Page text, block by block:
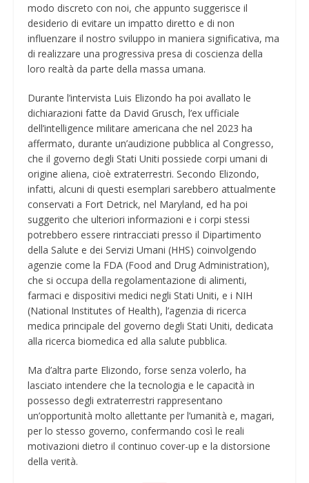
modo discreto con noi, che appunto suggerisce il
desiderio di evitare un impatto diretto e di non
influenzare il nostro sviluppo in maniera significativa, ma
di realizzare una progressiva presa di coscienza della
loro realtà da parte della massa umana.
Durante l’intervista Luis Elizondo ha poi avallato le
dichiarazioni fatte da David Grusch, l’ex ufficiale
dell’intelligence militare americana che nel 2023 ha
affermato, durante un’audizione pubblica al Congresso,
che il governo degli Stati Uniti possiede corpi umani di
origine aliena, cioè extraterrestri. Secondo Elizondo,
infatti, alcuni di questi esemplari sarebbero attualmente
conservati a Fort Detrick, nel Maryland, ed ha poi
suggerito che ulteriori informazioni e i corpi stessi
potrebbero essere rintracciati presso il Dipartimento
della Salute e dei Servizi Umani (HHS) coinvolgendo
agenzie come la FDA (Food and Drug Administration),
che si occupa della regolamentazione di alimenti,
farmaci e dispositivi medici negli Stati Uniti, e i NIH
(National Institutes of Health), l’agenzia di ricerca
medica principale del governo degli Stati Uniti, dedicata
alla ricerca biomedica ed alla salute pubblica.
Ma d’altra parte Elizondo, forse senza volerlo, ha
lasciato intendere che la tecnologia e le capacità in
possesso degli extraterrestri rappresentano
un’opportunità molto allettante per l’umanità e, magari,
per lo stesso governo, confermando così le reali
motivazioni dietro il continuo cover-up e la distorsione
della verità.